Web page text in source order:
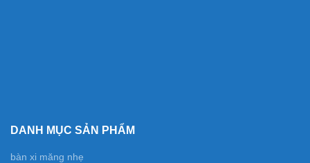
DANH MỤC SẢN PHẨM
bàn xi măng nhẹ